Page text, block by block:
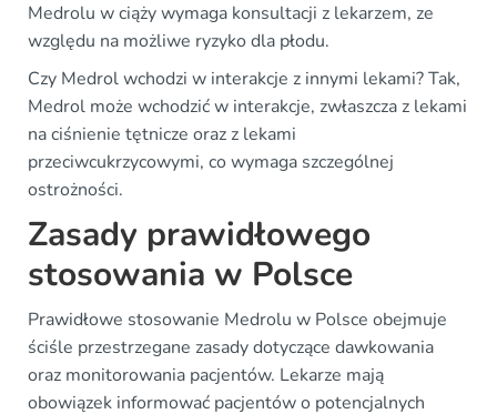
Medrolu w ciąży wymaga konsultacji z lekarzem, ze
względu na możliwe ryzyko dla płodu.
Czy Medrol wchodzi w interakcje z innymi lekami? Tak,
Medrol może wchodzić w interakcje, zwłaszcza z lekami
na ciśnienie tętnicze oraz z lekami
przeciwcukrzycowymi, co wymaga szczególnej
ostrożności.
Zasady prawidłowego
stosowania w Polsce
Prawidłowe stosowanie Medrolu w Polsce obejmuje
ściśle przestrzegane zasady dotyczące dawkowania
oraz monitorowania pacjentów. Lekarze mają
obowiązek informować pacjentów o potencjalnych